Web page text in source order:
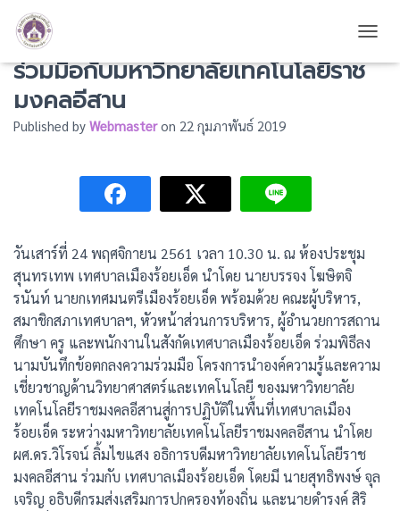
เทศบาลเมืองร้อยเอ็ด พิธีลงนามความ
ร่วมมือกับมหาวิทยาลัยเทคโนโลยีราช
มงคลอีสาน
Published by Webmasteron 22 กุมภาพันธ์ 2019
วันเสาร์ที่ 24 พฤศจิกายน 2561 เวลา 10.30 น. ณ ห้องประชุม
สุนทรเทพ เทศบาลเมืองร้อยเอ็ด นำโดย นายบรรจง โฆษิตจิ
รนันท์ นายกเทศมนตรีเมืองร้อยเอ็ด พร้อมด้วย คณะผู้บริหาร,
สมาชิกสภาเทศบาลฯ, หัวหน้าส่วนการบริหาร, ผู้อำนวยการสถาน
ศึกษา ครู และพนักงานในสังกัดเทศบาลเมืองร้อยเอ็ด ร่วมพิธีลง
นามบันทึกข้อตกลงความร่วมมือ โครงการนำองค์ความรู้และความ
เชี่ยวชาญด้านวิทยาศาสตร์และเทคโนโลยี ของมหาวิทยาลัย
เทคโนโลยีราชมงคลอีสานสู่การปฏิบัติในพื้นที่เทศบาลเมือง
ร้อยเอ็ด ระหว่างมหาวิทยาลัยเทคโนโลยีราชมงคลอีสาน นำโดย
ผศ.ดร.วิโรจน์ ลิ้มไขแสง อธิการบดีมหาวิทยาลัยเทคโนโลยีราช
มงคลอีสาน ร่วมกับ เทศบาลเมืองร้อยเอ็ด โดยมี นายสุทธิพงษ์ จุล
เจริญ อธิบดีกรมส่งเสริมการปกครองท้องถิ่น และนายดํารงค์ สิริ